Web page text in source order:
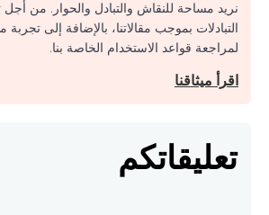
نريد مساحة للنقاش والتبادل والحوار. من
التبادلات بموجب مقالاتنا، بالإضافة إلى
لمراجعة قواعد الاستخدام الخاصة بنا.
اقرأ ميثاقنا
تعليقاتكم